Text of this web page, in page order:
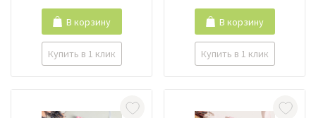
Купить в 1 клик
В корзину
Купить в 1 клик
В корзину